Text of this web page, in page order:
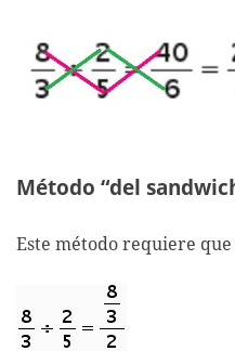
Método “del
Este método requiere